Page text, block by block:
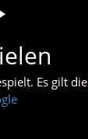
Es gilt die